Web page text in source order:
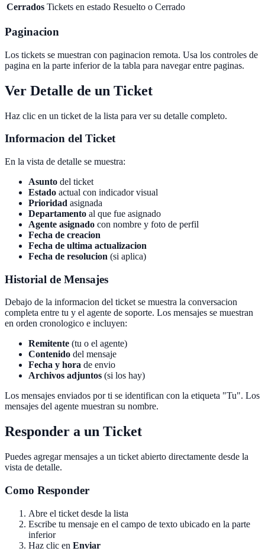
Cerrados Tickets en estado Resuelto o Cerrado
Paginacion
Los tickets se muestran con paginacion remota. Usa los controles de
pagina en la parte inferior de la tabla para navegar entre paginas.
Ver Detalle de un Ticket
Haz clic en un ticket de la lista para ver su detalle completo.
Informacion del Ticket
En la vista de detalle se muestra:
Asunto del ticket
Estado actual con indicador visual
Prioridad asignada
Departamento al que fue asignado
Agente asignado con nombre y foto de perfil
Fecha de creacion
Fecha de ultima actualizacion
Fecha de resolucion (si aplica)
Historial de Mensajes
Debajo de la informacion del ticket se muestra la conversacion
completa entre tu y el agente de soporte. Los mensajes se muestran
en orden cronologico e incluyen:
Remitente (tu o el agente)
Contenido del mensaje
Fecha y hora de envio
Archivos adjuntos (si los hay)
Los mensajes enviados por ti se identifican con la etiqueta "Tu". Los
mensajes del agente muestran su nombre.
Responder a un Ticket
Puedes agregar mensajes a un ticket abierto directamente desde la
vista de detalle.
Como Responder
Abre el ticket desde la lista
Escribe tu mensaje en el campo de texto ubicado en la parte
inferior
Haz clic en Enviar